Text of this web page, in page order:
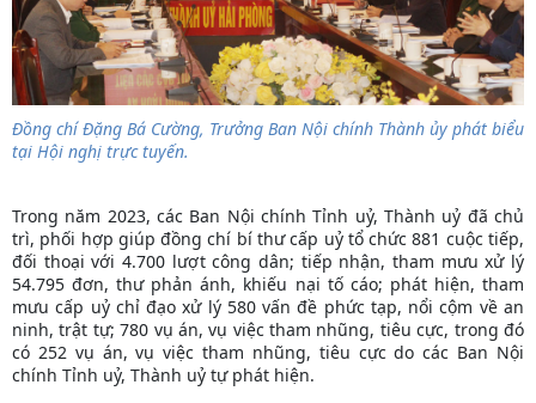
Đồng chí Đặng Bá Cường, Trưởng Ban Nội chính Thành ủy phát biểu
tại Hội nghị trực tuyến.
Trong năm 2023, các Ban Nội chính Tỉnh uỷ, Thành uỷ đã chủ
trì, phối hợp giúp đồng chí bí thư cấp uỷ tổ chức 881 cuộc tiếp,
đối thoại với 4.700 lượt công dân; tiếp nhận, tham mưu xử lý
54.795 đơn, thư phản ánh, khiếu nại tố cáo; phát hiện, tham
mưu cấp uỷ chỉ đạo xử lý 580 vấn đề phức tạp, nổi cộm về an
ninh, trật tự; 780 vụ án, vụ việc tham nhũng, tiêu cực, trong đó
có 252 vụ án, vụ việc tham nhũng, tiêu cực do các Ban Nội
chính Tỉnh uỷ, Thành uỷ tự phát hiện.